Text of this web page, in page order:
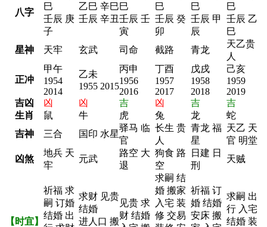
八字
巳
壬辰 庚
子
乙巳 辛巳
壬辰 辛丑
巳
壬辰 壬
寅
巳
壬辰 癸
卯
巳
壬辰 甲
辰
巳
壬辰 乙
巳
星神
天牢 玄武 司命 截路 青龙
天乙贵
人
正冲
甲午
1954
2014
乙未
1955 2015
丙申
1956
2016
丁酉
1957
2017
戊戌
1958
2018
己亥
1959
2019
吉凶
凶 凶 吉 凶 吉
吉
生肖
鼠 牛 虎 兔 龙
蛇
吉神
三合 国印 水星
驿马 临
官
长生 贵
人
青龙 福
星
天乙 天
官 明堂
凶煞
地兵 天
牢
元武
路空 大
退
狗食 路
空
日建 日
刑
天贼
【时宜】
祈福 求
嗣 订婚
结婚 出
求财 见贵
结婚
进人口 搬
见贵 求
财 结婚
求嗣 结
婚 搬家
入宅 装
修 交易
祈福 订
婚 结婚
安床 搬
求嗣 出
行 入宅
结婚 装